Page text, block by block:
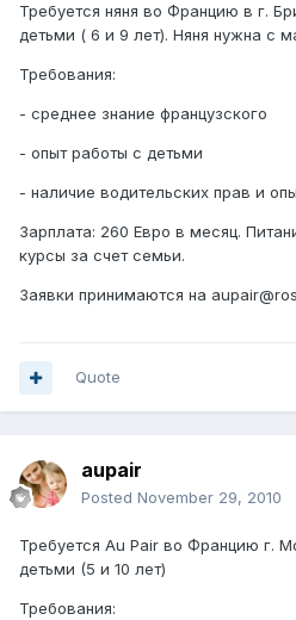
Требуется няня во Францию в г.
детьми ( 6 и 9 лет). Няня нужна с
Требования:
- среднее знание французского
- опыт работы с детьми
- наличие водительских прав и
Зарплата: 260 Евро в месяц.
курсы за счет семьи.
Заявки принимаются на
Quote
aupair
Posted November 29, 2010
Требуется Au Pair во Францию г.
детьми (5 и 10 лет)
Требования: